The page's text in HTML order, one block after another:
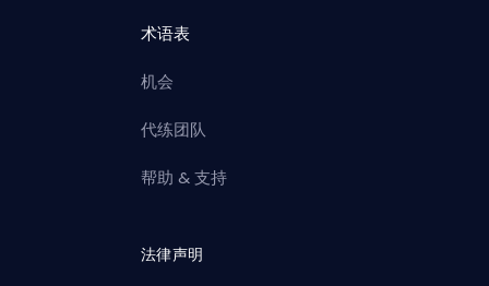
术语表
机会
代练团队
帮助 & 支持
法律声明